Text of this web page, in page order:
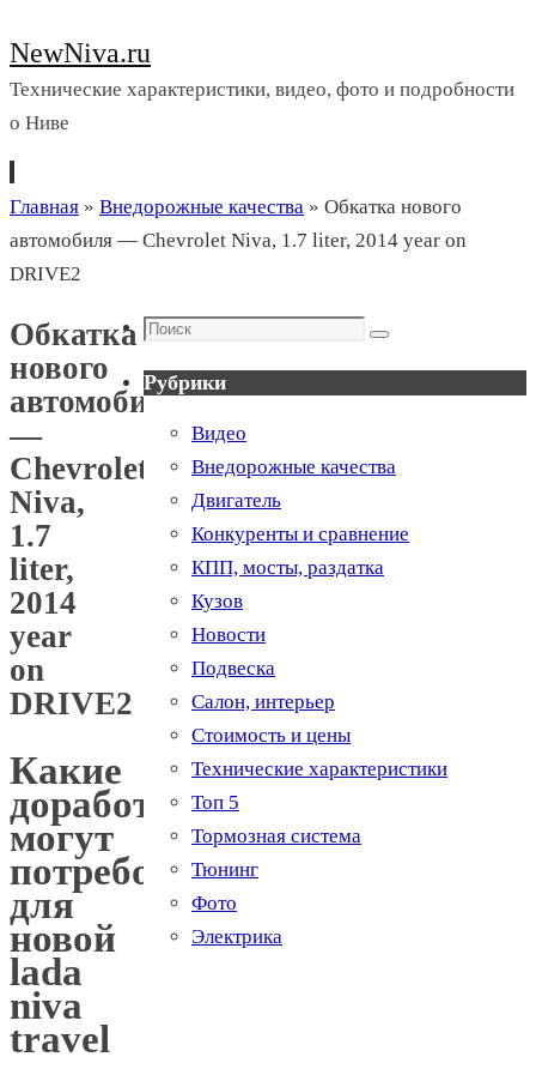
NewNiva.ru
Технические характеристики, видео, фото и подробности
о Ниве
Перейти
к
содержимому
Главная » Внедорожные качества » Обкатка нового
автомобиля — Chevrolet Niva, 1.7 liter, 2014 year on
DRIVE2
Обкатка
нового
автомобиля
—
Chevrolet
Niva,
1.7
liter,
2014
year
on
DRIVE2
Какие
доработки
могут
потребоваться
для
новой
lada
niva
travel
Поиск
Поиск
Рубрики
Видео
Внедорожные качества
Двигатель
Конкуренты и сравнение
КПП, мосты, раздатка
Кузов
Новости
Подвеска
Салон, интерьер
Стоимость и цены
Технические характеристики
Топ 5
Тормозная система
Тюнинг
Фото
Электрика